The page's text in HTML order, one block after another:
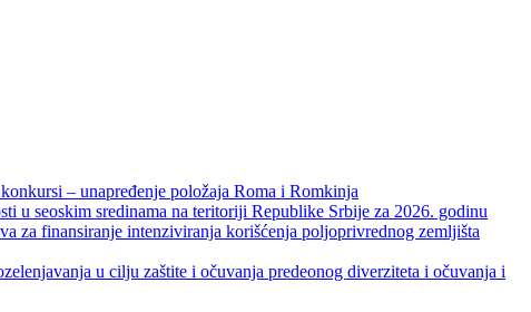
– unapređenje položaja Roma i Romkinja
seoskim sredinama na teritoriji Republike Srbije za 2026. godinu
finansiranje intenziviranja korišćenja poljoprivrednog zemljišta
u cilju zaštite i očuvanja predeonog diverziteta i očuvanja i